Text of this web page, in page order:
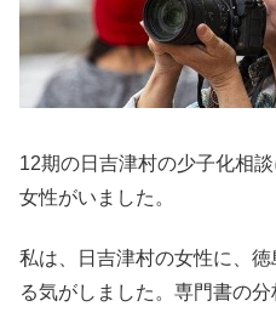
12期の日吉津村の少子化相
女性がいました。
私は、日吉津村の女性に、
る気がしました。専門書の